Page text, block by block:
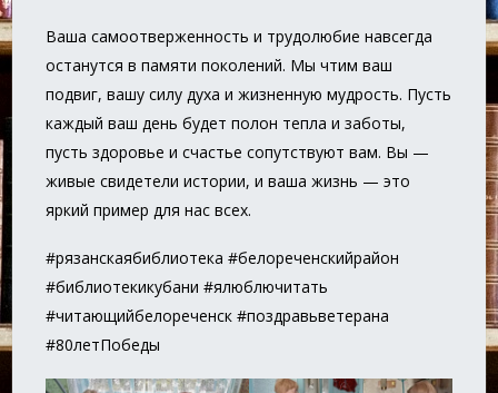
Ваша самоотверженность и трудолюбие навсегда
останутся в памяти поколений. Мы чтим ваш
подвиг, вашу силу духа и жизненную мудрость. Пусть
каждый ваш день будет полон тепла и заботы,
пусть здоровье и счастье сопутствуют вам. Вы —
живые свидетели истории, и ваша жизнь — это
яркий пример для нас всех.
#рязанскаябиблиотека #белореченскийрайон
#библиотекикубани #ялюблючитать
#читающийбелореченск #поздравьветерана
#80летПобеды